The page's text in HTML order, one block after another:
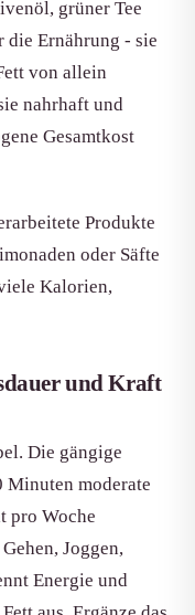
grüner Tee
die Ernährung - sie
von allein
nahrhaft und
Gesamtkost
Produkte
oder Säfte
Kalorien,
und Kraft
Die gängige
Minuten moderate
pro Woche
Joggen,
Energie und